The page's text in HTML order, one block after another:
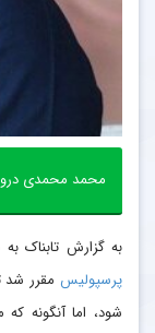
محمد محمدی
به گزارش تابناک
پرسپولیس مقرر شد
شود، اما آنگونه